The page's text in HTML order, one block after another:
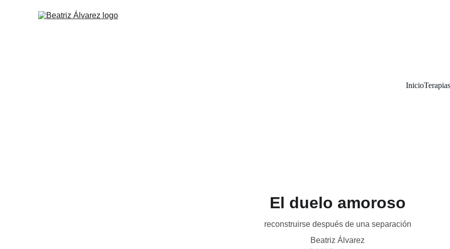
InicioTerapias
El duelo amoroso
reconstruirse después de una separación
Beatriz Álvarez